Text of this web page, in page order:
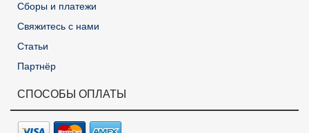
Сборы и платежи
Свяжитесь с нами
Статьи
Партнёр
СПОСОБЫ ОПЛАТЫ